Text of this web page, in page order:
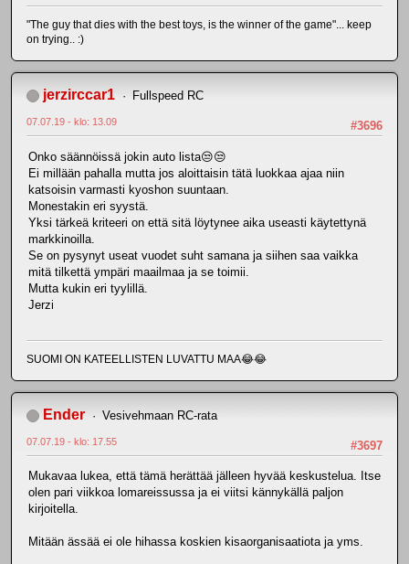
"The guy that dies with the best toys, is the winner of the game"... keep
on trying.. :)
jerzirccar1 Fullspeed RC
#3696
07.07.19 - klo: 13.09
Onko säännöissä jokin auto lista😒😒
Ei millään pahalla mutta jos aloittaisin tätä luokkaa ajaa niin
katsoisin varmasti kyoshon suuntaan.
Monestakin eri syystä.
Yksi tärkeä kriteeri on että sitä löytynee aika useasti käytettynä
markkinoilla.
Se on pysynyt useat vuodet suht samana ja siihen saa vaikka
mitä tilkettä ympäri maailmaa ja se toimii.
Mutta kukin eri tyylillä.
Jerzi
SUOMI ON KATEELLISTEN LUVATTU MAA😂😂
Ender Vesivehmaan RC-rata
#3697
07.07.19 - klo: 17.55
Mukavaa lukea, että tämä herättää jälleen hyvää keskustelua. Itse
olen pari viikkoa lomareissussa ja ei viitsi kännykällä paljon
kirjoitella.
Mitään ässää ei ole hihassa koskien kisaorganisaatiota ja yms.